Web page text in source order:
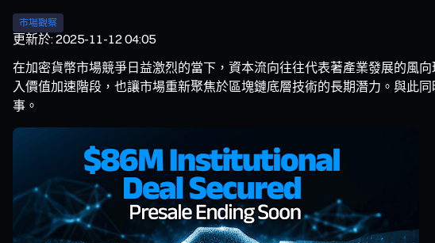
市場觀察
更新於:2025-11-12 04:05
在加密貨幣市場競爭日益激烈的當下，資本流向往往代表著產業發展的風
入價值加速階段，也讓市場重新聚焦於區塊鏈底層技術的長期潛力。與此
事。